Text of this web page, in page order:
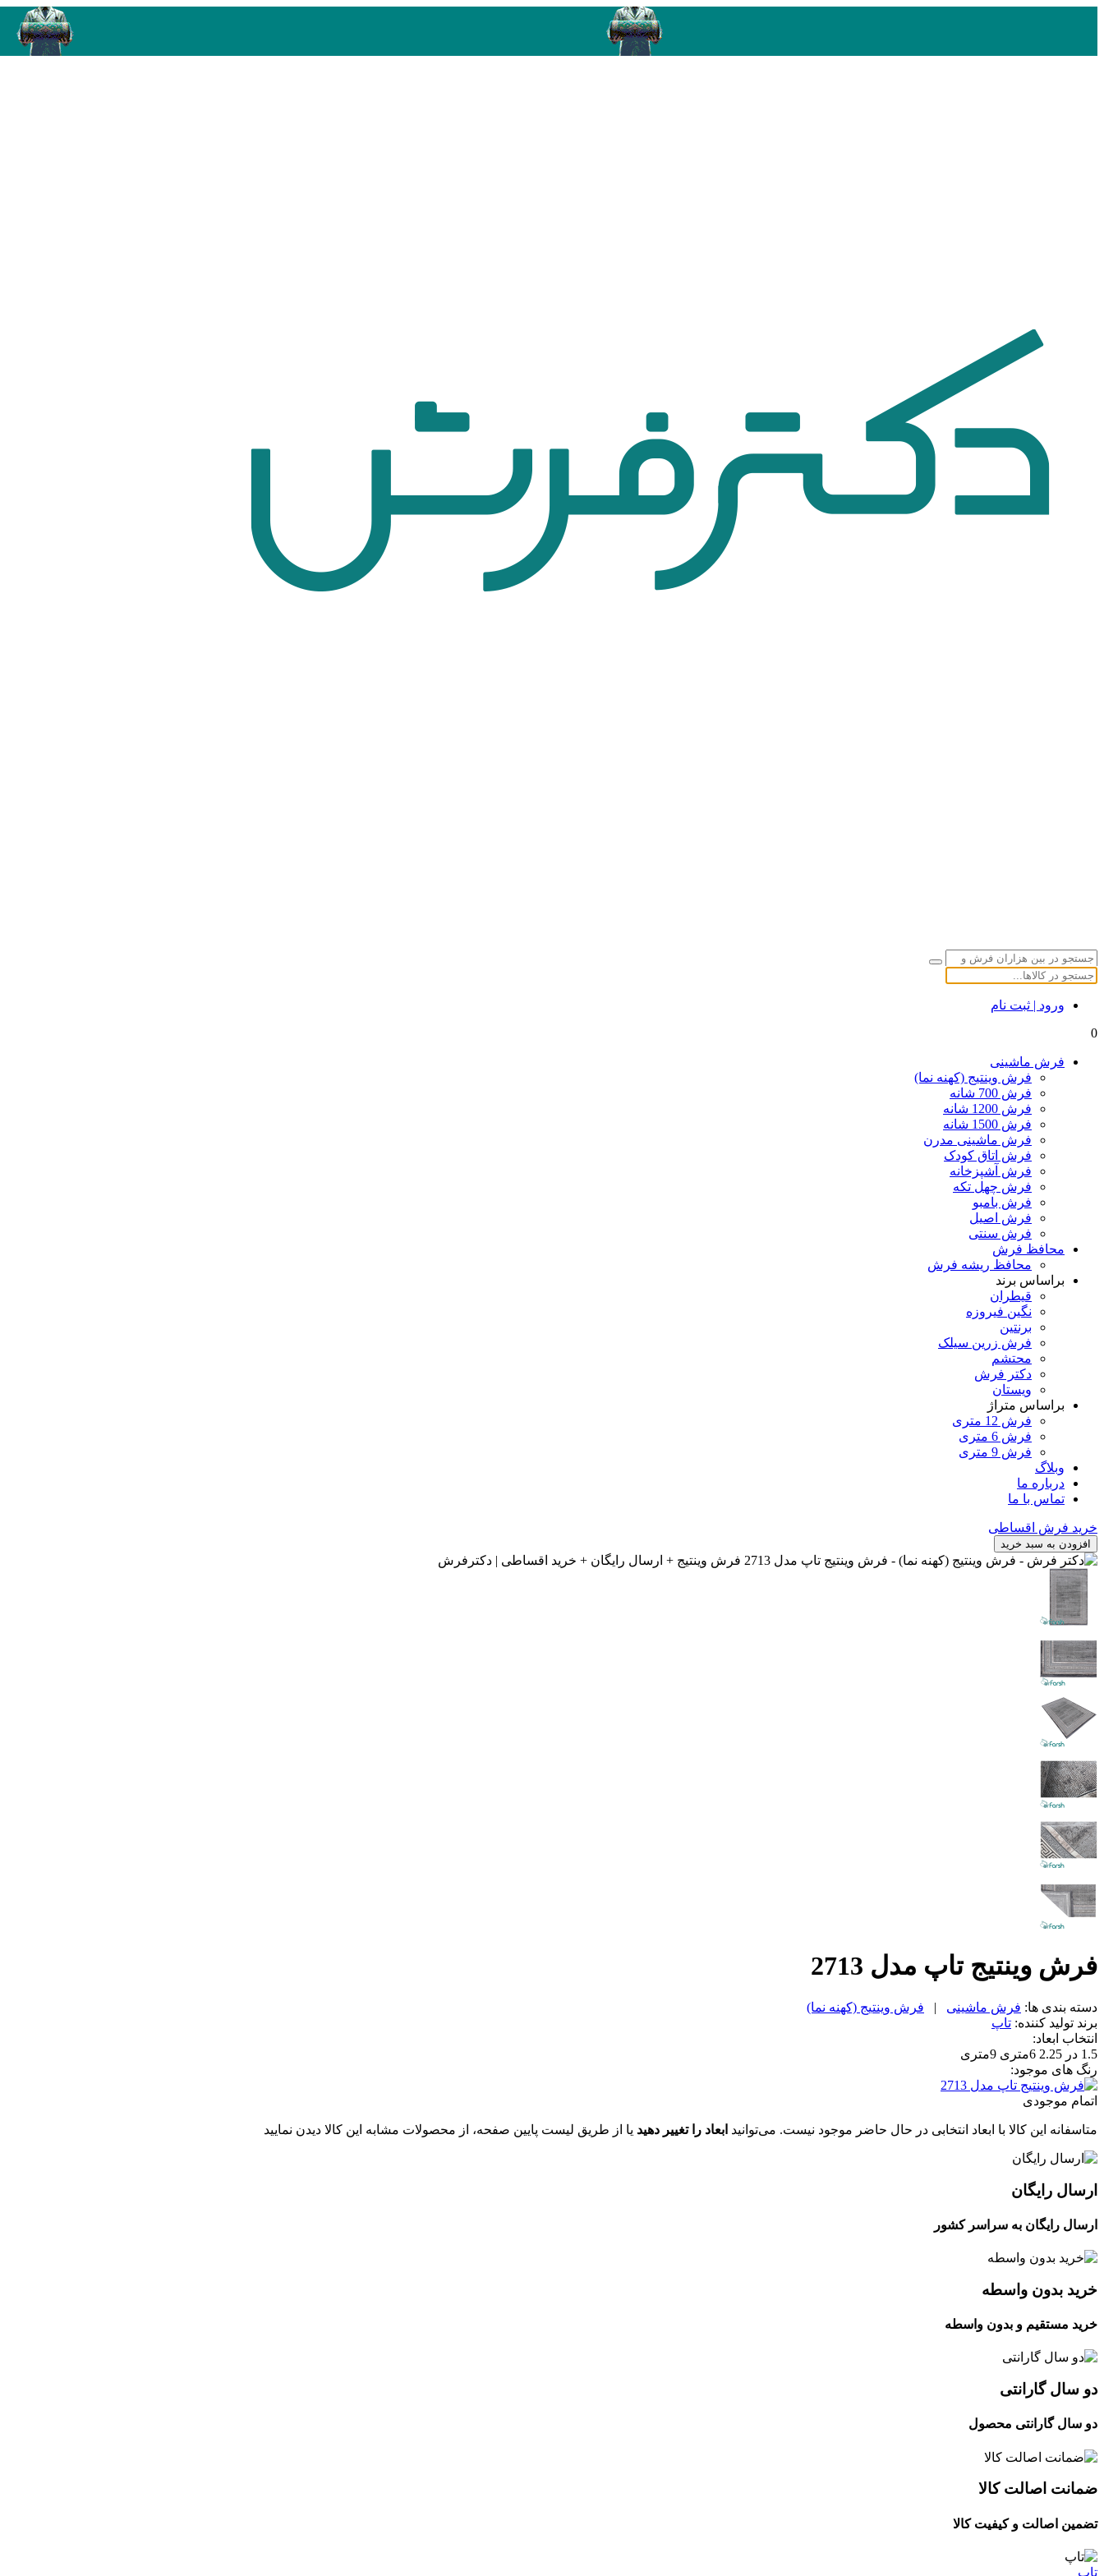
ورود | ثبت نام
0
فرش ماشینی
فرش وینتیج (کهنه نما)
فرش 700 شانه
فرش 1200 شانه
فرش 1500 شانه
فرش ماشینی مدرن
فرش اتاق کودک
فرش آشپزخانه
فرش چهل تکه
فرش بامبو
فرش اصیل
فرش سنتی
محافظ فرش
محافظ ریشه فرش
براساس برند
قیطران
نگین فیروزه
برنتین
فرش زرین سیلک
محتشم
دکتر فرش
ویستان
براساس متراژ
فرش 12 متری
فرش 6 متری
فرش 9 متری
وبلاگ
درباره ما
تماس با ما
خرید فرش اقساطی
افزودن به سبد خرید
فرش وینتیج تاپ مدل 2713
دسته بندی ها: فرش ماشینی |
فرش وینتیج (کهنه نما)
برند تولید کننده: تاپ
انتخاب ابعاد:
1.5 در 2.25
6متری
9متری
رنگ های موجود:
اتمام موجودی
متاسفانه این کالا با ابعاد انتخابی در حال حاضر موجود نیست. می‌توانید ابعاد را تغییر دهید یا از طریق لیست پایین صفحه، از محصولات مشابه این کالا دیدن نمایید
ارسال رایگان
ارسال رایگان به سراسر کشور
خرید بدون واسطه
خرید مستقیم و بدون واسطه
دو سال گارانتی
دو سال گارانتی محصول
ضمانت اصالت کالا
تضمین اصالت و کیفیت کالا
تاپ